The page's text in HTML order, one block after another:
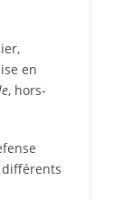
en
, hors-
différents